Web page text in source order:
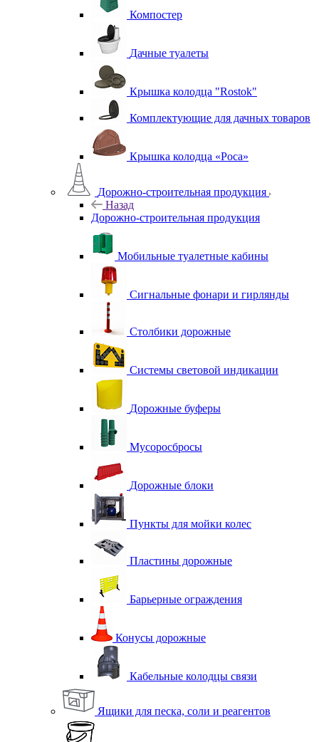
Компостер
Дачные туалеты
Крышка колодца "Rostok"
Комплектующие для дачных товаров
Крышка колодца «Роса»
Дорожно-строительная продукция
Назад
Дорожно-строительная продукция
Мобильные туалетные кабины
Сигнальные фонари и гирлянды
Столбики дорожные
Системы световой индикации
Дорожные буферы
Мусоросбросы
Дорожные блоки
Пункты для мойки колес
Пластины дорожные
Барьерные ограждения
Конусы дорожные
Кабельные колодцы связи
Ящики для песка, соли и реагентов